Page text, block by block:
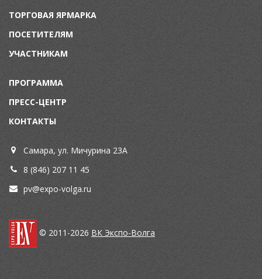
ТОРГОВАЯ ЯРМАРКА
ПОСЕТИТЕЛЯМ
УЧАСТНИКАМ
ПРОГРАММА
ПРЕСС-ЦЕНТР
КОНТАКТЫ
Самара, ул. Мичурина 23А
8 (846) 207 11 45
pv@expo-volga.ru
© 2011-2026 ВК Экспо-Волга